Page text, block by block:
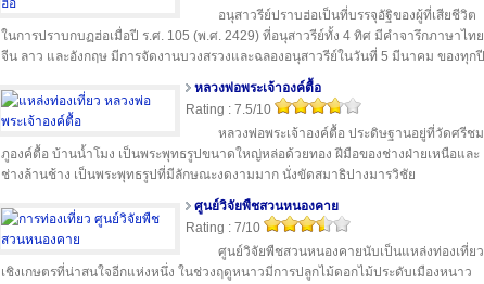
อนุสาวรีย์ปราบฮ่อเป็นที่บรรจุอัฐิของผู้ที่เสียชีวิต
ในการปราบกบฏฮ่อเมื่อปี ร.ศ. 105 (พ.ศ. 2429) ที่อนุสาวรีย์ทั้ง 4 ทิศ มีคำจารึกภาษาไทย
จีน ลาว และอังกฤษ มีการจัดงานบวงสรวงและฉลองอนุสาวรีย์ในวันที่ 5 มีนาคม ของทุกปี
หลวงพ่อพระเจ้าองค์ตื้อ
Rating : 7.5/10
หลวงพ่อพระเจ้าองค์ตื้อ ประดิษฐานอยู่ที่วัดศรีชม
ภูองค์ตื้อ บ้านน้ำโมง เป็นพระพุทธรูปขนาดใหญ่หล่อด้วยทอง ฝีมือของช่างฝ่ายเหนือและ
ช่างล้านช้าง เป็นพระพุทธรูปที่มีลักษณะงดงามมาก นั่งขัดสมาธิปางมารวิชัย
ศูนย์วิจัยพืชสวนหนองคาย
Rating : 7/10
ศูนย์วิจัยพืชสวนหนองคายนับเป็นแหล่งท่องเที่ยว
เชิงเกษตรที่น่าสนใจอีกแห่งหนึ่ง ในช่วงฤดูหนาวมีการปลูกไม้ดอกไม้ประดับเมืองหนาว